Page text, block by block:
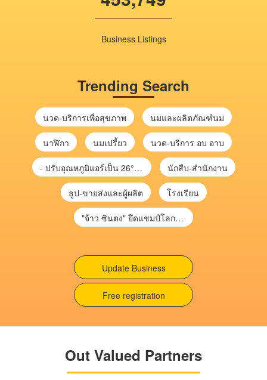
Business Listings
Trending Search
นวด-บริการเพื่อสุขภาพ นมและผลิตภัณฑ์นม
นาฬิกา นมเปรี้ยว นวด-บริการ อบ อาบ
- ปรับอุณหภูมิแอร์เป็น 26°C ช่วยลดไฟฟ้าได้ จะช่วยลดค่าไฟประมาณ 10% นักสืบ-สำนักงาน
ธูป-ขายส่งและผู้ผลิต โรงเรียน
"จ้าว ซินตง" ยึดแชมป์โลกสนุกเกอร์ จารึกประวัติศาสตร์คนแรกเอเชีย
Update Business
Free registration
Out Valued Partners